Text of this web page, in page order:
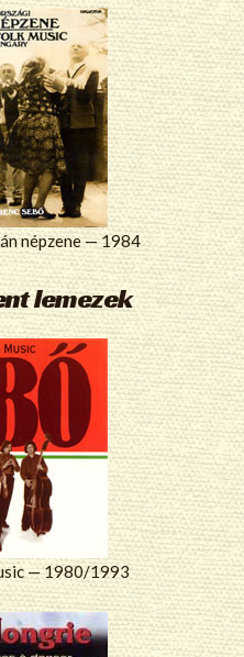
népzene — 1984
lemezek
— 1980/1993